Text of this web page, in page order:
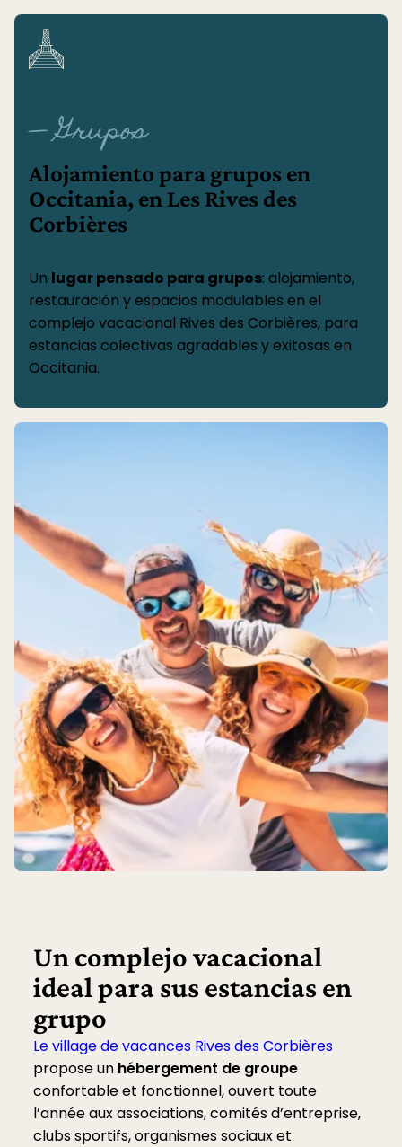
Panel de gestión de cookies
— Grupos
Alojamiento para grupos en
Occitania, en Les Rives des
Corbières
Un lugar pensado para grupos: alojamiento,
restauración y espacios modulables en el
complejo vacacional Rives des Corbières, para
estancias colectivas agradables y exitosas en
Occitania.
Un complejo vacacional
ideal para sus estancias en
grupo
Le village de vacances Rives des Corbières
propose un hébergement de groupe
confortable et fonctionnel, ouvert toute
l’année aux associations, comités d’entreprise,
clubs sportifs, organismes sociaux et